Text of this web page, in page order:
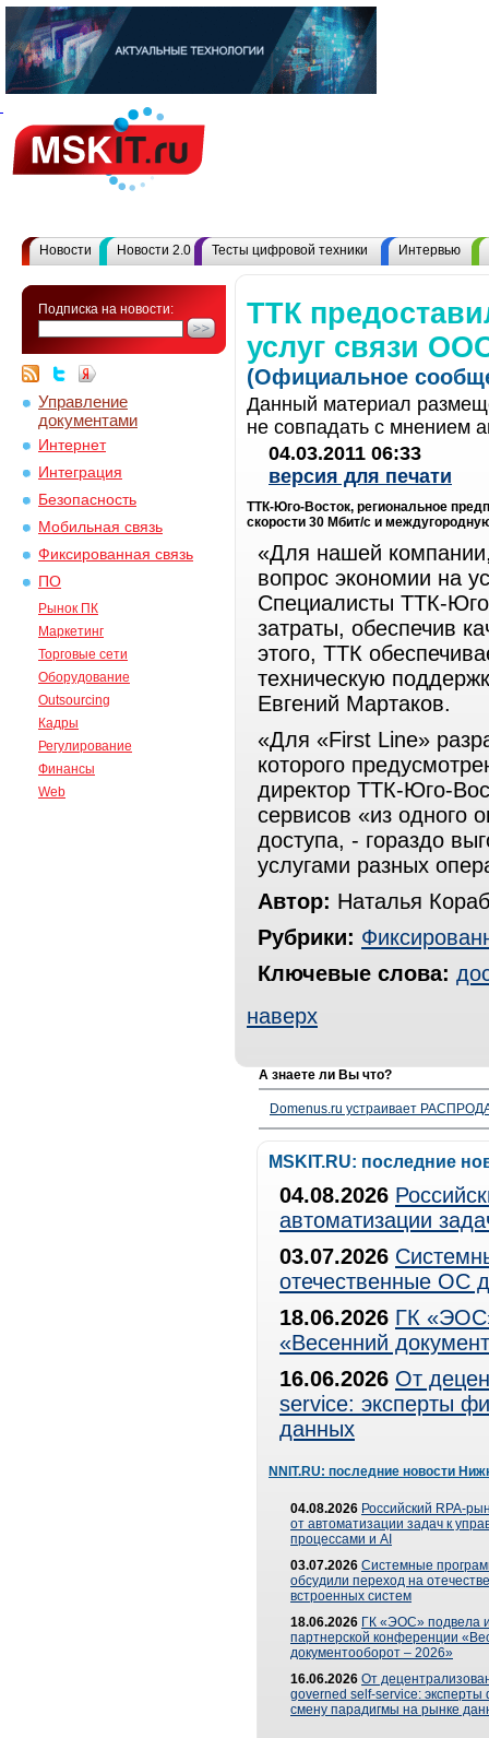
Новости Новости 2.0 Тесты цифровой техники Интервью
Подписка на новости:
Управление
документами
Интернет
Интеграция
Безопасность
Мобильная связь
Фиксированная связь
ПО
Рынок ПК
Маркетинг
Торговые сети
Оборудование
Outsourcing
Кадры
Регулирование
Финансы
Web
ТТК
услуг связи
(Официальное
Данный материал
не совпадать с мнением
04.03.2011 06:33
версия для печати
ТТК-Юго-Восток, региональное
скорости 30 Мбит/с и
«Для нашей
вопрос экономии на
Специалисты ТТК-
затраты, обеспечив
этого, ТТК
техническую
Евгений Мартаков.
«Для «First Line»
которого
директор ТТК-Юго-
сервисов «из одного
доступа, - гораздо
услугами разных
Автор: Наталья
Рубрики:
Ключевые слова:
наверх
А знаете ли Вы что?
Domenus.ru устраивает
MSKIT.RU: последние
04.08.2026
автоматизации
03.07.2026
отечественные ОС
18.06.2026 ГК
«Весенний
16.06.2026 От
service: эксперты
данных
NNIT.RU: последние новости
04.08.2026 Российский RPA-
от автоматизации задач к
процессами и AI
03.07.2026 Системные
обсудили переход на
встроенных систем
18.06.2026 ГК «ЭОС» подвела
партнерской конференции
документооборот – 2026»
16.06.2026 От
governed self-service: эксперты
смену парадигмы на рынке